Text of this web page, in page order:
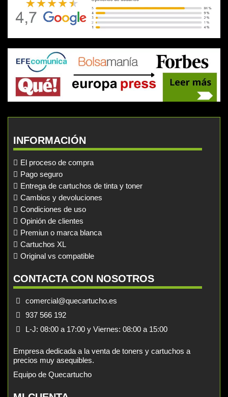
INFORMACIÓN
El proceso de compra
Pago seguro
Entrega de cartuchos de tinta y toner
Cambios y devoluciones
Condiciones de uso
Opinión de clientes
Premiun o marca blanca
Cartuchos XL
Original vs compatible
CONTACTA CON NOSOTROS
comercial@quecartucho.es
937 566 192
L-J: 08:00 a 17:00 y Viernes: 08:00 a 15:00
Empresa dedicada a la venta de toners y cartuchos a
precios muy asequibles.
Equipo de Quecartucho